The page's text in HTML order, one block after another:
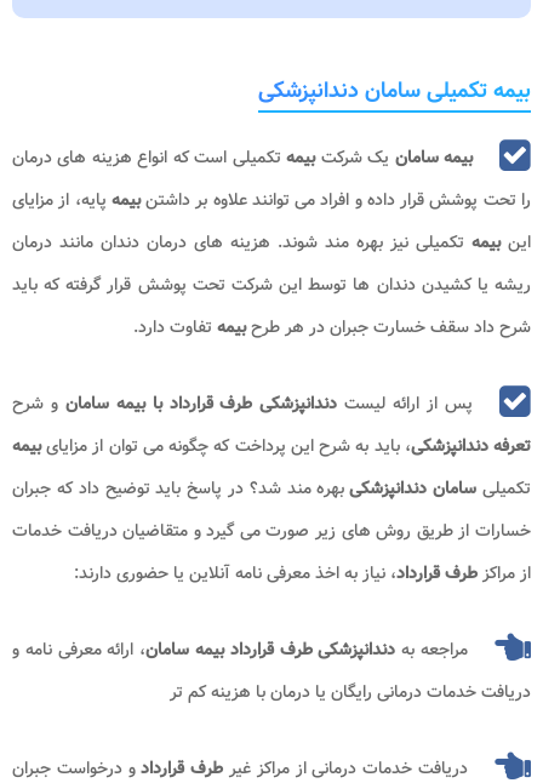
بیمه تکمیلی سامان دندانپزشکی
بیمه سامان یک شرکتبیمه تکمیلی است که انواع هزینه های درمان
را تحت پوشش قرار داده و افراد می توانند علاوه بر داشتنبیمه پایه، از مزایای
اینبیمه تکمیلی نیز بهره مند شوند. هزینه های درمان دندان مانند درمان
ریشه یا کشیدن دندان ها توسط این شرکت تحت پوشش قرار گرفته که باید
شرح داد سقف خسارت جبران در هر طرحبیمه تفاوت دارد.
پس از ارائه لیست دندانپزشکی طرف قرارداد با بیمه سامان و شرح
تعرفه دندانپزشکی، باید به شرح این پرداخت که چگونه می توان از مزایایبیمه
تکمیلی سامان دندانپزشکیبهره مند شد؟ در پاسخ باید توضیح داد که جبران
خسارات از طریق روش های زیر صورت می گیرد و متقاضیان دریافت خدمات
از مراکزطرف قرارداد، نیاز به اخذ معرفی نامه آنلاین یا حضوری دارند:
مراجعه به دندانپزشکی طرف قرارداد بیمه سامان، ارائه معرفی نامه و
دریافت خدمات درمانی رایگان یا درمان با هزینه کم تر
دریافت خدمات درمانی از مراکز غیر طرف قراردادو درخواست جبران